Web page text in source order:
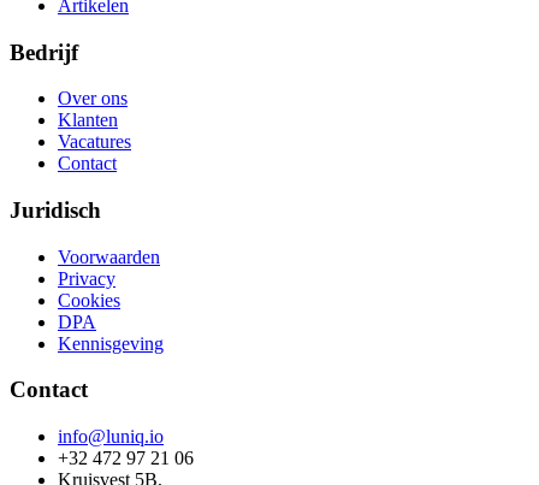
Artikelen
Bedrijf
Over ons
Klanten
Vacatures
Contact
Juridisch
Voorwaarden
Privacy
Cookies
DPA
Kennisgeving
Contact
info@luniq.io
+32 472 97 21 06
Kruisvest 5B,